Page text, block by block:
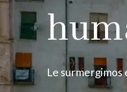
Le surmergimos